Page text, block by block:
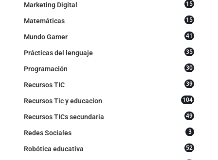
Marketing Digital 15
Matemáticas 15
Mundo Gamer 41
Prácticas del lenguaje 35
Programación 30
Recursos TIC 39
Recursos Tic y educacion 104
Recursos TICs secundaria 49
Redes Sociales 3
Robótica educativa 52